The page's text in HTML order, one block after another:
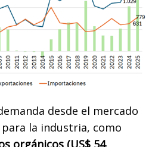
desde el mercado
la industria, como